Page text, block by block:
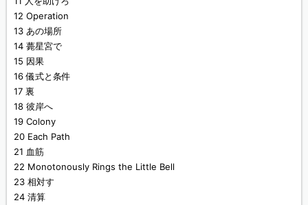
12 Operation
13 あの場所
14 薨星宮で
15 因果
16 儀式と条件
17 裏
18 彼岸へ
19 Colony
20 Each Path
21 血筋
22 Monotonously Rings the Little Bell
23 相対す
24 清算